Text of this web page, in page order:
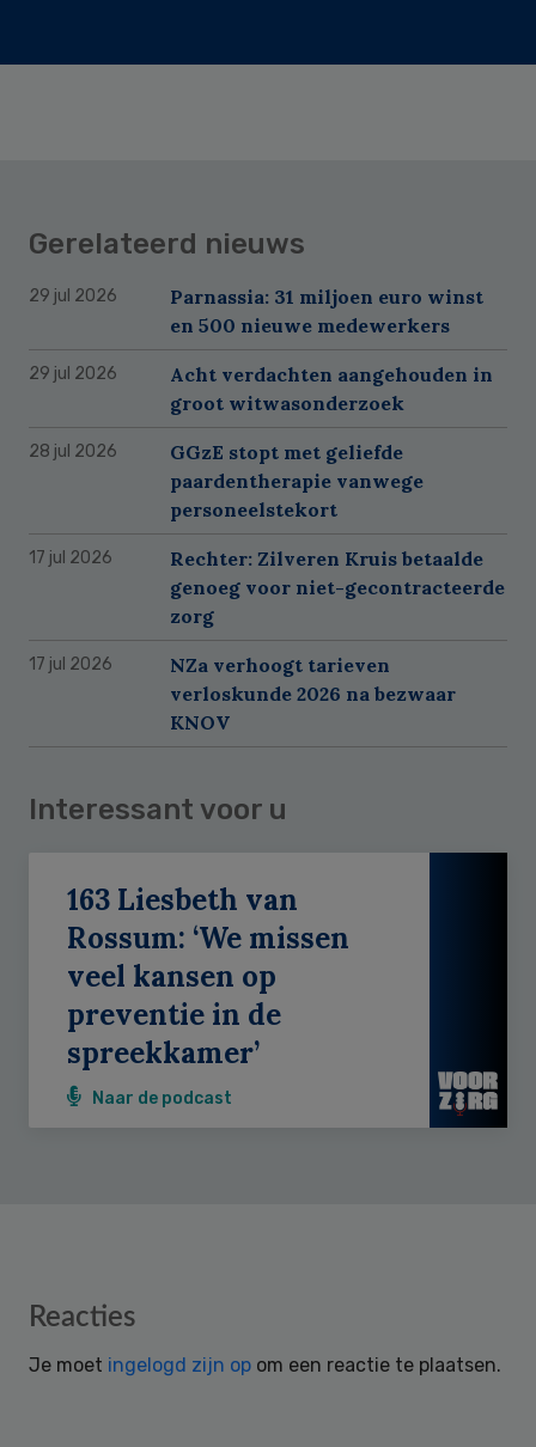
Gerelateerd nieuws
29 jul 2026
Parnassia: 31 miljoen euro winst
en 500 nieuwe medewerkers
29 jul 2026
Acht verdachten aangehouden in
groot witwasonderzoek
28 jul 2026
GGzE stopt met geliefde
paardentherapie vanwege
personeelstekort
17 jul 2026
Rechter: Zilveren Kruis betaalde
genoeg voor niet-gecontracteerde
zorg
17 jul 2026
NZa verhoogt tarieven
verloskunde 2026 na bezwaar
KNOV
Interessant voor u
163 Liesbeth van
Rossum: ‘We missen
veel kansen op
preventie in de
spreekkamer’
Naar de podcast
Reader
Reacties
Je moet ingelogd zijn op om een reactie te plaatsen.